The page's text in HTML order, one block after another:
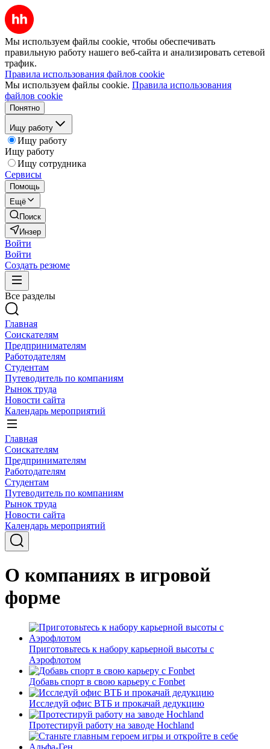
Мы используем файлы cookie, чтобы обеспечивать
правильную работу нашего веб-сайта и анализировать сетевой
трафик.
Правила использования файлов cookie
Мы используем файлы cookie. Правила использования
файлов cookie
Понятно
Ищу работу
Ищу работу
Ищу работу
Ищу сотрудника
Сервисы
Помощь
Ещё
Поиск
Инзер
Войти
Войти
Создать резюме
Все разделы
Главная
Соискателям
Предпринимателям
Работодателям
Студентам
Путеводитель по компаниям
Рынок труда
Новости сайта
Календарь мероприятий
Главная
Соискателям
Предпринимателям
Работодателям
Студентам
Путеводитель по компаниям
Рынок труда
Новости сайта
Календарь мероприятий
О компаниях в игровой
форме
Приготовьтесь к набору карьерной высоты с
Аэрофлотом
Добавь спорт в свою карьеру с Fonbet
Исследуй офис ВТБ и прокачай дедукцию
Протестируй работу на заводе Hochland